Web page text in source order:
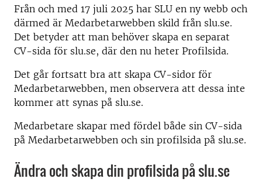
Från och med 17 juli 2025 har SLU en ny webb och
därmed är Medarbetarwebben skild från slu.se.
Det betyder att man behöver skapa en separat
CV-sida för slu.se, där den nu heter Profilsida.
Det går fortsatt bra att skapa CV-sidor för
Medarbetarwebben, men observera att dessa inte
kommer att synas på slu.se.
Medarbetare skapar med fördel både sin CV-sida
på Medarbetarwebben och sin profilsida på slu.se.
Ändra och skapa din profilsida på slu.se